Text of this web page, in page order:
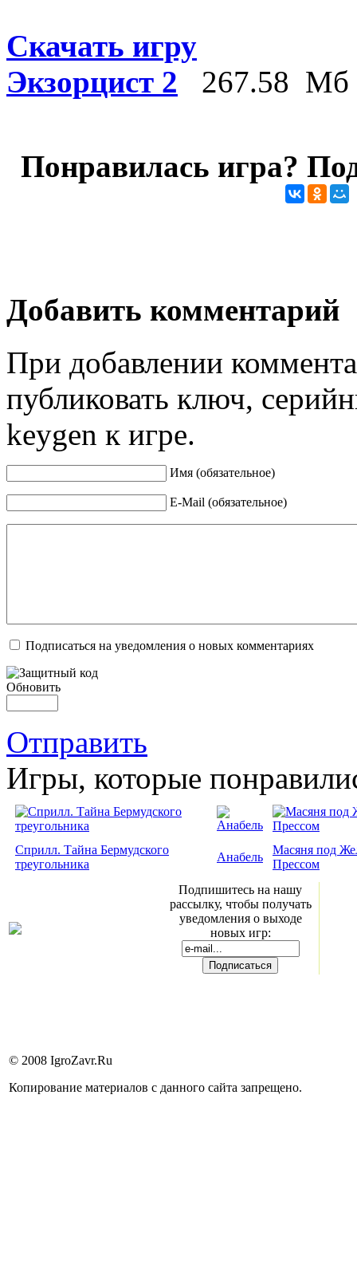
Скачать игру
Экзорцист 2 267.58 Мб
Понравилась игра?
Добавить комментарий
При добавлении
публиковать ключ,
keygen к игре.
Имя (обязательное)
E-Mail (обязательное)
Подписаться на уведомления о новых комментариях
Обновить
Отправить
Игры, которые
Сприлл. Тайна Бермудского
треугольника
Анабель
Масяня под
Прессом
Подпишитесь на нашу
рассылку, чтобы получать
уведомления о выходе
новых игр:
© 2008 IgroZavr.Ru
Копирование материалов с данного сайта запрещено.